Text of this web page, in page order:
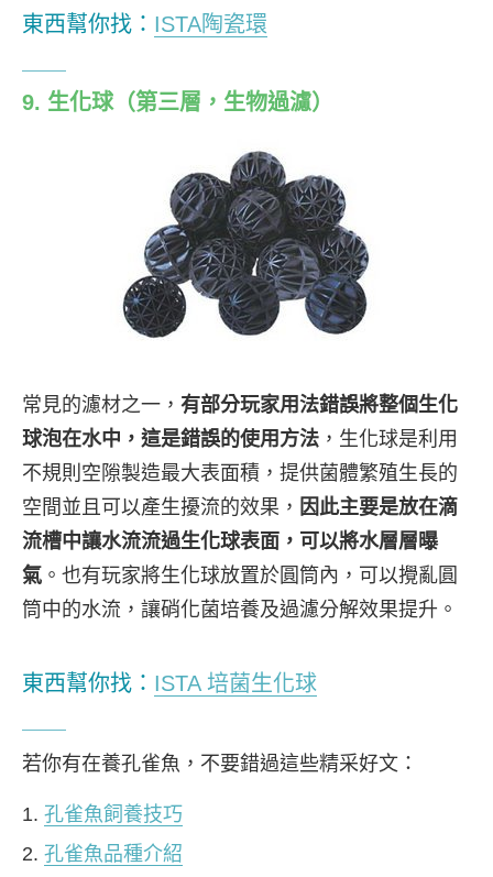
東西幫你找： ISTA陶瓷環
9. 生化球（第三層，生物過濾）
常見的濾材之一， 有部分玩家用法錯誤將整個生化
球泡在水中，這是錯誤的使用方法 ，生化球是利用
不規則空隙製造最大表面積，提供菌體繁殖生長的
空間並且可以產生擾流的效果， 因此主要是放在滴
流槽中讓水流流過生化球表面，可以將水層層曝
氣 。也有玩家將生化球放置於圓筒內，可以攪亂圓
筒中的水流，讓硝化菌培養及過濾分解效果提升。
東西幫你找： ISTA 培菌生化球
若你有在養孔雀魚，不要錯過這些精采好文：
孔雀魚飼養技巧
孔雀魚品種介紹